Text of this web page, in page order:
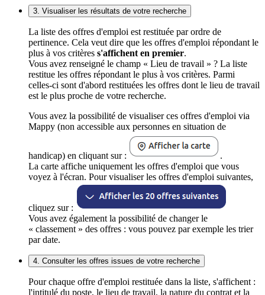
3. Visualiser les résultats de votre recherche
La liste des offres d'emploi est restituée par ordre de
pertinence. Cela veut dire que les offres d'emploi répondant le
plus à vos critères s'affichent en premier.
Vous avez renseigné le champ « Lieu de travail » ? La liste
restitue les offres répondant le plus à vos critères. Parmi
celles-ci sont d'abord restituées les offres dont le lieu de travail
est le plus proche de votre recherche.
Vous avez la possibilité de visualiser ces offres d'emploi via
Mappy (non accessible aux personnes en situation de
handicap) en cliquant sur :
.
La carte affiche uniquement les offres d'emploi que vous
voyez à l'écran. Pour visualiser les offres d'emploi suivantes,
cliquez sur :
Vous avez également la possibilité de changer le
« classement » des offres : vous pouvez par exemple les trier
par date.
4. Consulter les offres issues de votre recherche
Pour chaque offre d'emploi restituée dans la liste, s'affichent :
l'intitulé du poste, le lieu de travail, la nature du contrat et la